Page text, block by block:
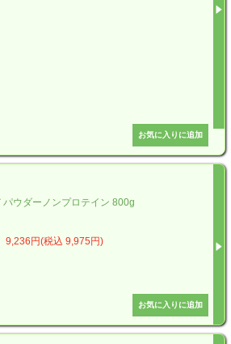
パウダーノンプロテイン 800g
9,236円(税込 9,975円)